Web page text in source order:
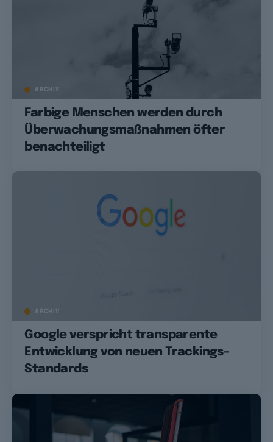
ARCHIV
Farbige Menschen werden durch
Überwachungsmaßnahmen öfter
benachteiligt
ARCHIV
Google verspricht transparente
Entwicklung von neuen Trackings-
Standards